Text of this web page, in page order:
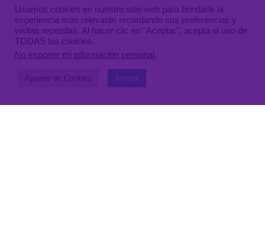
Usamos cookies en nuestro sitio web para brindarle la
experiencia más relevante recordando sus preferencias y
visitas repetidas. Al hacer clic en "Aceptar", acepta el uso de
TODAS las cookies.
No exponer mi información personal .
Ajustes de Cookies Accept